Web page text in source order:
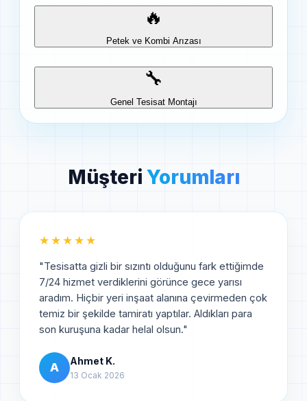
🔥
Petek ve Kombi Arızası
🔧
Genel Tesisat Montajı
Müşteri Yorumları
★★★★★
"Tesisatta gizli bir sızıntı olduğunu fark ettiğimde
7/24 hizmet verdiklerini görünce gece yarısı
aradım. Hiçbir yeri inşaat alanına çevirmeden çok
temiz bir şekilde tamiratı yaptılar. Aldıkları para
son kuruşuna kadar helal olsun."
A Ahmet K.
13 Ocak 2026